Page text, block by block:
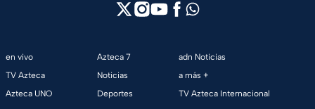
en vivo
TV Azteca
Azteca UNO
Azteca 7
Noticias
Deportes
adn Noticias
a más +
TV Azteca Internacional